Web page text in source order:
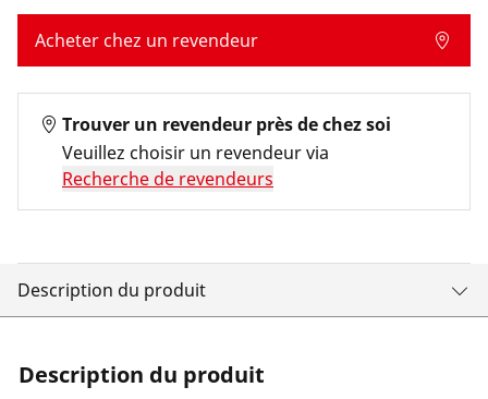
Acheter chez un revendeur
Trouver un revendeur près de chez soi
Veuillez choisir un revendeur via
Recherche de revendeurs
Description du produit
Description du produit